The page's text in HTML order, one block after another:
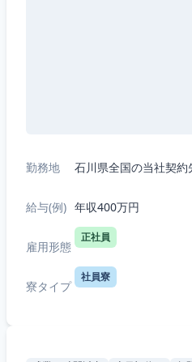
勤務地 石川県全国の当社契
給与(例) 年収400万円
雇用形態
正社員
寮タイプ
社員寮